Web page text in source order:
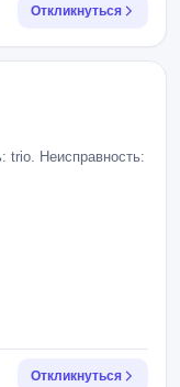
Откликнуться
trio. Неисправность:
Откликнуться